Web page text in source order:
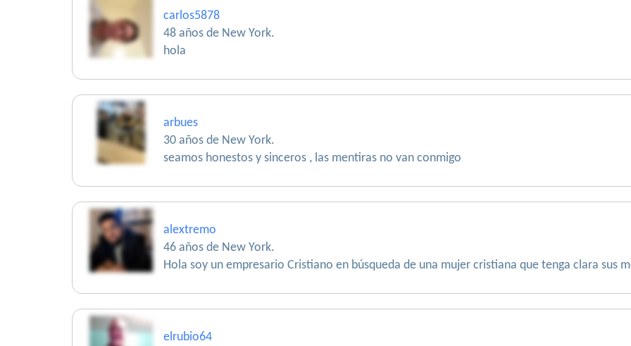
carlos5878
48 años de New York.
hola
arbues
30 años de New York.
seamos honestos y sinceros , las mentiras no van conmigo
alextremo
46 años de New York.
Hola soy un empresario Cristiano en búsqueda de una mujer cristiana que tenga clara sus
elrubio64